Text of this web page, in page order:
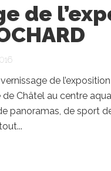
de
de
Châtel au centre
panoramas, de sport